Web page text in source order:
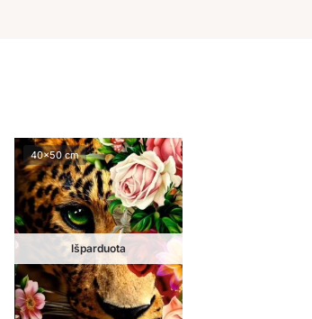
40x50 cm
Išparduota